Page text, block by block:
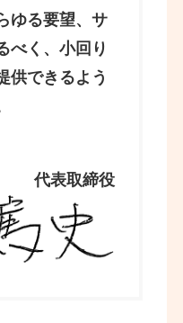
ゆる要望、サ
べく、小回り
供できるよう
代表取締役